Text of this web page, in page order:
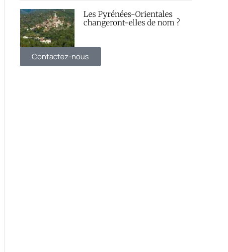
Les Pyrénées-Orientales
changeront-elles de nom ?
Contactez-nous